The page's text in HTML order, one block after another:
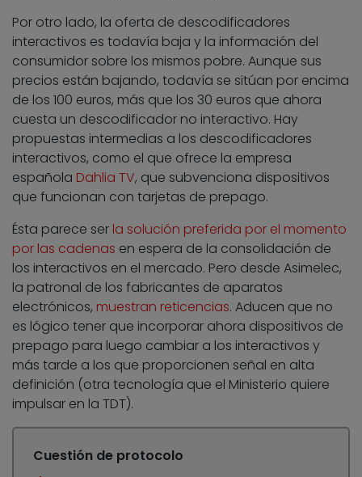
Por otro lado, la oferta de descodificadores
interactivos es todavía baja y la información del
consumidor sobre los mismos pobre. Aunque sus
precios están bajando, todavía se sitúan por encima
de los 100 euros, más que los 30 euros que ahora
cuesta un descodificador no interactivo. Hay
propuestas intermedias a los descodificadores
interactivos, como el que ofrece la empresa
española Dahlia TV, que subvenciona dispositivos
que funcionan con tarjetas de prepago.
Ésta parece ser la solución preferida por el momento
por las cadenas en espera de la consolidación de
los interactivos en el mercado. Pero desde Asimelec,
la patronal de los fabricantes de aparatos
electrónicos, muestran reticencias. Aducen que no
es lógico tener que incorporar ahora dispositivos de
prepago para luego cambiar a los interactivos y
más tarde a los que proporcionen señal en alta
definición (otra tecnología que el Ministerio quiere
impulsar en la TDT).
Cuestión de protocolo